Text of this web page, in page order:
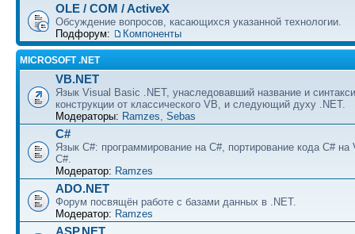
OLE / COM / ActiveX
Обсуждение вопросов, касающихся указанной технологии.
Подфорум:
Компоненты
MICROSOFT .NET
VB.NET
Язык Visual Basic .NET, унаследовавший название и
конструкции от классического VB, и следующий духу .NET.
Модераторы: Ramzes Sebas
C#
Язык C#: программирование на C#, портирование кода C# на
C#.
Модератор: Ramzes
ADO.NET
Форум посвящён работе с базами данных в .NET.
Модератор: Ramzes
ASP.NET